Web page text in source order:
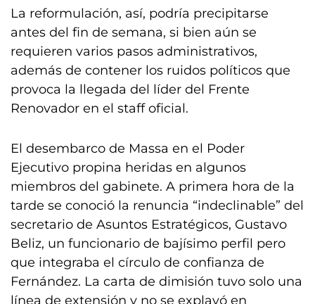
La reformulación, así, podría precipitarse
antes del fin de semana, si bien aún se
requieren varios pasos administrativos,
además de contener los ruidos políticos que
provoca la llegada del líder del Frente
Renovador en el staff oficial.
El desembarco de Massa en el Poder
Ejecutivo propina heridas en algunos
miembros del gabinete. A primera hora de la
tarde se conoció la renuncia “indeclinable” del
secretario de Asuntos Estratégicos, Gustavo
Beliz, un funcionario de bajísimo perfil pero
que integraba el círculo de confianza de
Fernández. La carta de dimisión tuvo solo una
línea de extensión y no se explayó en